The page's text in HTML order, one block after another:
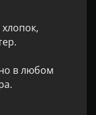
в любом